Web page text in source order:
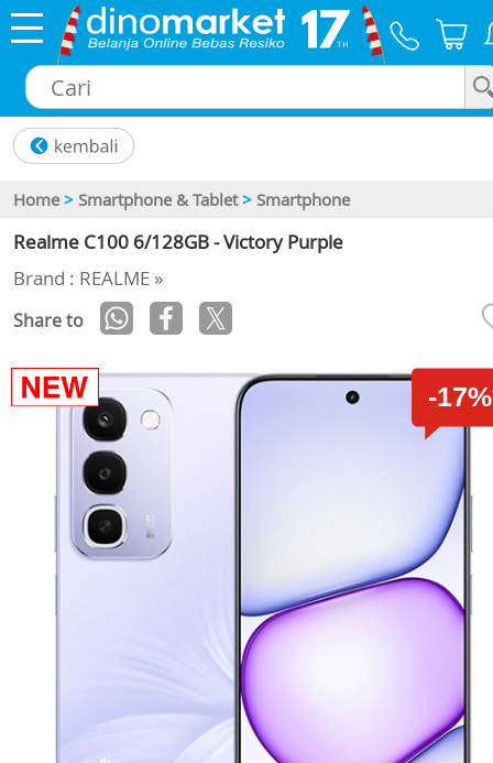
Home > Smartphone & Tablet > Smartphone
Realme C100 6/128GB - Victory Purple
Brand : REALME »
Share to
-